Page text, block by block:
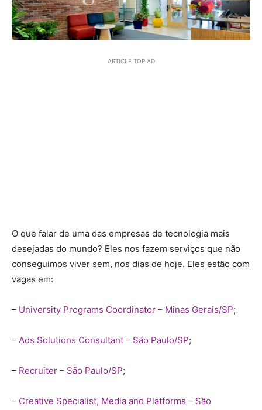
ARTICLE TOP AD
O que falar de uma das empresas de tecnologia mais
desejadas do mundo? Eles nos fazem serviços que não
conseguimos viver sem, nos dias de hoje. Eles estão com
vagas em:
– University Programs Coordinator – Minas Gerais/SP;
– Ads Solutions Consultant – São Paulo/SP;
– Recruiter – São Paulo/SP;
– Creative Specialist, Media and Platforms – São